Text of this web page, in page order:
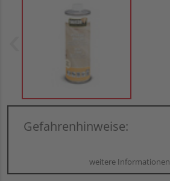
Gefahrenhinweise:
weitere Informationen